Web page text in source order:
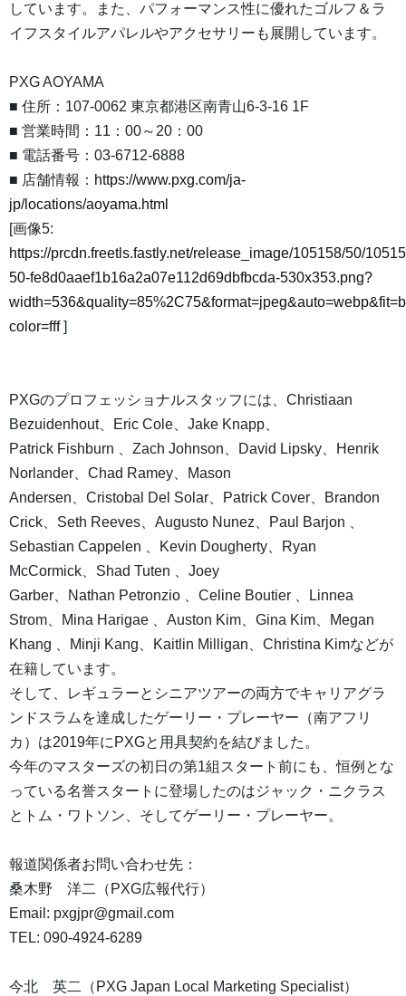
しています。また、パフォーマンス性に優れたゴルフ＆ラ
イフスタイルアパレルやアクセサリーも展開しています。
PXG AOYAMA
■ 住所：107-0062 東京都港区南青山6-3-16 1F
■ 営業時間：11：00～20：00
■ 電話番号：03-6712-6888
■ 店舗情報： https://www.pxg.com/ja-
jp/locations/aoyama.html
[画像5:
https://prcdn.freetls.fastly.net/release_image/105158/50/
50-fe8d0aaef1b16a2a07e112d69dbfbcda-530x353.png?
color=fff]
PXGのプロフェッショナルスタッフには、Christiaan
Bezuidenhout、Eric Cole、Jake Knapp、
Patrick Fishburn 、Zach Johnson、David Lipsky、Henrik
Norlander、Chad Ramey、Mason
Andersen、Cristobal Del Solar、Patrick Cover、Brandon
Crick、Seth Reeves、Augusto Nunez、Paul Barjon 、
Sebastian Cappelen 、Kevin Dougherty、Ryan
McCormick、Shad Tuten 、Joey
Garber、Nathan Petronzio 、Celine Boutier 、Linnea
Strom、Mina Harigae 、Auston Kim、Gina Kim、Megan
Khang 、Minji Kang、Kaitlin Milligan、Christina Kimなどが
在籍しています。
そして、レギュラーとシニアツアーの両方でキャリアグラ
ンドスラムを達成したゲーリー・プレーヤー（南アフリ
カ）は2019年にPXGと用具契約を結びました。
今年のマスターズの初日の第1組スタート前にも、恒例とな
っている名誉スタートに登場したのはジャック・ニクラス
とトム・ワトソン、そしてゲーリー・プレーヤー。
報道関係者お問い合わせ先：
桑木野 洋二（PXG広報代行）
Email: pxgjpr@gmail.com
TEL: 090-4924-6289
今北 英二（PXG Japan Local Marketing Specialist）